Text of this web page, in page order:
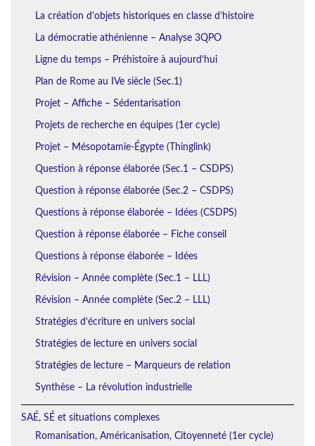
La création d’objets historiques en classe d’histoire
La démocratie athénienne – Analyse 3QPO
Ligne du temps – Préhistoire à aujourd’hui
Plan de Rome au IVe siècle (Sec.1)
Projet – Affiche – Sédentarisation
Projets de recherche en équipes (1er cycle)
Projet – Mésopotamie-Égypte (Thinglink)
Question à réponse élaborée (Sec.1 – CSDPS)
Question à réponse élaborée (Sec.2 – CSDPS)
Questions à réponse élaborée – Idées (CSDPS)
Question à réponse élaborée – Fiche conseil
Questions à réponse élaborée – Idées
Révision – Année complète (Sec.1 – LLL)
Révision – Année complète (Sec.2 – LLL)
Stratégies d’écriture en univers social
Stratégies de lecture en univers social
Stratégies de lecture – Marqueurs de relation
Synthèse – La révolution industrielle
SAÉ, SÉ et situations complexes
Romanisation, Américanisation, Citoyenneté (1er cycle)